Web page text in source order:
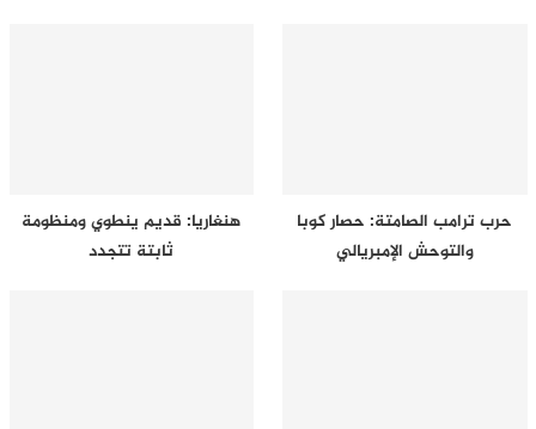
حرب ترامب الصامتة: حصار كوبا
والتوحش الإمبريالي
هنغاريا: قديم ينطوي ومنظومة
ثابتة تتجدد